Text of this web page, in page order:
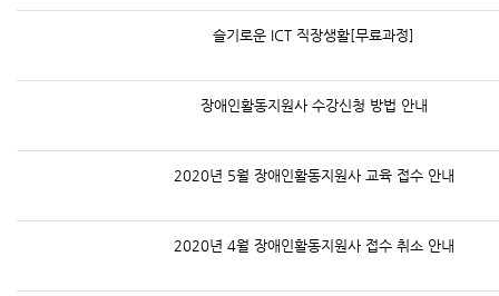
슬기로운 ICT 직장생활[무료과정]
장애인활동지원사 수강신청 방법 안내
2020년 5월 장애인활동지원사 교육 접수 안내
2020년 4월 장애인활동지원사 접수 취소 안내